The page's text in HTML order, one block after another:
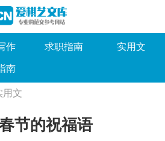
作 求职指南 实用文
南
用文
节的祝福语